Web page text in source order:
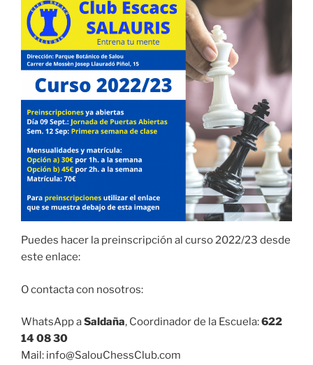
Puedes hacer la preinscripción al curso 2022/23 desde
este enlace:
O contacta con nosotros:
WhatsApp aSaldaña, Coordinador de la Escuela:622
14 08 30
Mail: info@SalouChessClub.com